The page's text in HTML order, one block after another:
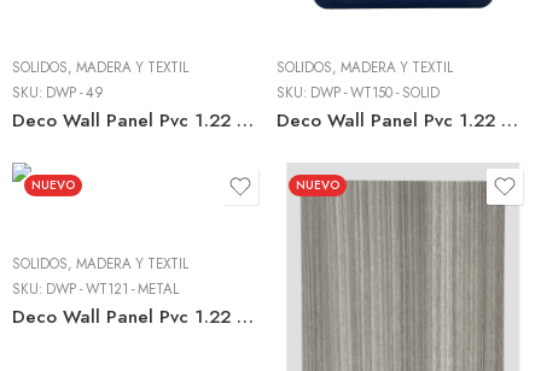
SÓLIDOS, MADERA Y TEXTIL
SKU: DWP - 49
Deco Wall Panel Pvc 1.22 M X 2.44 M X 8mm Light Grey – Lámina Pvc
SÓLIDOS, MADERA Y TEXTIL
SKU: DWP - WT150 - SOLID
Deco Wall Panel Pvc 1.22 M X 2.44 M X 8mm Marine Blue – Wpc Interior
NUEVO
SÓLIDOS, MADERA Y TEXTIL
SKU: DWP - WT121 - METAL
Deco Wall Panel Pvc 1.22 M X 2.44 M X 8mm Metallic Grey – Wpc Interior
NUEVO